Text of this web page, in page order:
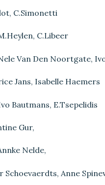
C.Simonetti
C.Libeer
Van Den Noortgate,
Jans, Isabelle Haemers
Bautmans, E.Tsepelidis
Gur,
Nelde,
Schoevaerdts, Anne